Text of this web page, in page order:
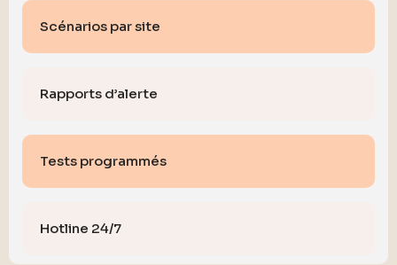
Scénarios par site
Rapports d’alerte
Tests programmés
Hotline 24/7